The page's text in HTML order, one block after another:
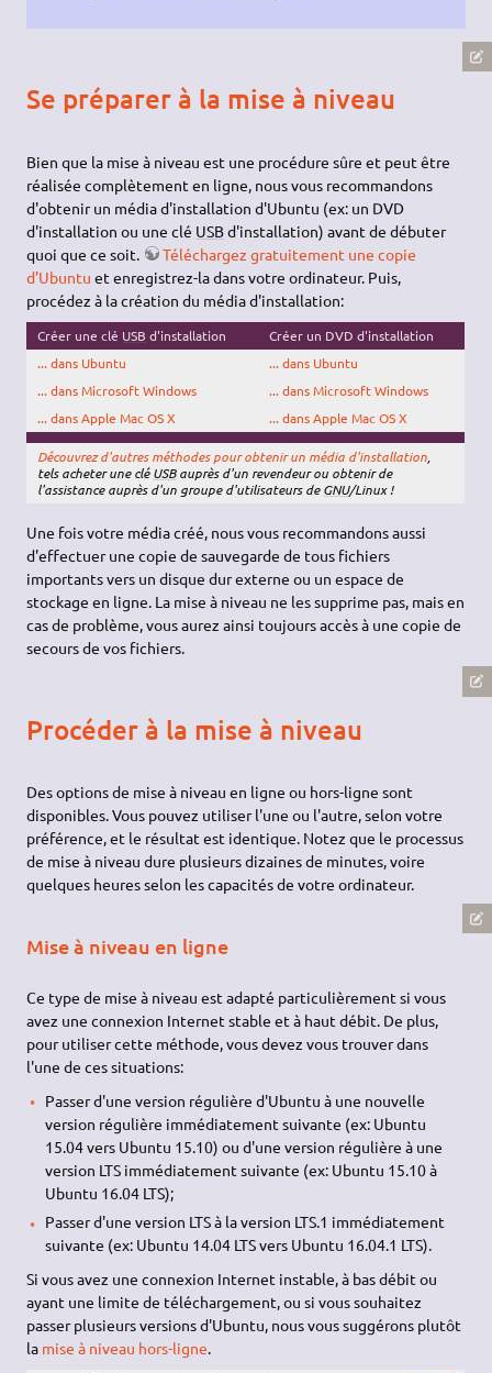
Se préparer à la mise à niveau
Bien que la mise à niveau est une procédure sûre et peut être
réalisée complètement en ligne, nous vous recommandons
d'obtenir un média d'installation d'Ubuntu (ex: un DVD
d'installation ou une clé USBd'installation) avant de débuter
quoi que ce soit.
Téléchargez gratuitement une copie
d'Ubuntu et enregistrez-la dans votre ordinateur. Puis,
procédez à la création du média d'installation:
Créer une clé USB d'installation
Créer un DVD d'installation
... dans Ubuntu
... dans Ubuntu
... dans Microsoft Windows
... dans Microsoft Windows
... dans Apple Mac OS X
... dans Apple Mac OS X
Découvrez d'autres méthodes pour obtenir un média d'installation,
tels acheter une cléUSBauprès d'un revendeur ou obtenir de
l'assistance auprès d'un groupe d'utilisateurs deGNU/Linux !
Une fois votre média créé, nous vous recommandons aussi
d'effectuer une copie de sauvegarde de tous fichiers
importants vers un disque dur externe ou un espace de
stockage en ligne. La mise à niveau ne les supprime pas, mais en
cas de problème, vous aurez ainsi toujours accès à une copie de
secours de vos fichiers.
Procéder à la mise à niveau
Des options de mise à niveau en ligne ou hors-ligne sont
disponibles. Vous pouvez utiliser l'une ou l'autre, selon votre
préférence, et le résultat est identique. Notez que le processus
de mise à niveau dure plusieurs dizaines de minutes, voire
quelques heures selon les capacités de votre ordinateur.
Mise à niveau en ligne
Ce type de mise à niveau est adapté particulièrement si vous
avez une connexion Internet stable et à haut débit. De plus,
pour utiliser cette méthode, vous devez vous trouver dans
l'une de ces situations:
Passer d'une version régulière d'Ubuntu à une nouvelle
version régulière immédiatement suivante (ex: Ubuntu
15.04 vers Ubuntu 15.10) ou d'une version régulière à une
version LTS immédiatement suivante (ex: Ubuntu 15.10 à
Ubuntu 16.04 LTS);
Passer d'une version LTS à la version LTS.1 immédiatement
suivante (ex: Ubuntu 14.04 LTS vers Ubuntu 16.04.1 LTS).
Si vous avez une connexion Internet instable, à bas débit ou
ayant une limite de téléchargement, ou si vous souhaitez
passer plusieurs versions d'Ubuntu, nous vous suggérons plutôt
la mise à niveau hors-ligne.